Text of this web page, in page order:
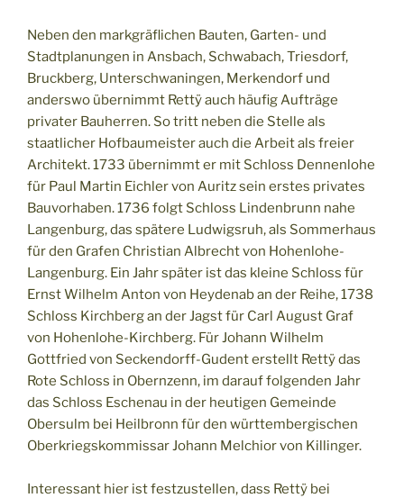
Neben den markgräflichen Bauten, Garten- und
Stadtplanungen in Ansbach, Schwabach, Triesdorf,
Bruckberg, Unterschwaningen, Merkendorf und
anderswo übernimmt Rettÿ auch häufig Aufträge
privater Bauherren. So tritt neben die Stelle als
staatlicher Hofbaumeister auch die Arbeit als freier
Architekt. 1733 übernimmt er mit Schloss Dennenlohe
für Paul Martin Eichler von Auritz sein erstes privates
Bauvorhaben. 1736 folgt Schloss Lindenbrunn nahe
Langenburg, das spätere Ludwigsruh, als Sommerhaus
für den Grafen Christian Albrecht von Hohenlohe-
Langenburg. Ein Jahr später ist das kleine Schloss für
Ernst Wilhelm Anton von Heydenab an der Reihe, 1738
Schloss Kirchberg an der Jagst für Carl August Graf
von Hohenlohe-Kirchberg. Für Johann Wilhelm
Gottfried von Seckendorff-Gudent erstellt Rettÿ das
Rote Schloss in Obernzenn, im darauf folgenden Jahr
das Schloss Eschenau in der heutigen Gemeinde
Obersulm bei Heilbronn für den württembergischen
Oberkriegskommissar Johann Melchior von Killinger.
Interessant hier ist festzustellen, dass Rettÿ bei